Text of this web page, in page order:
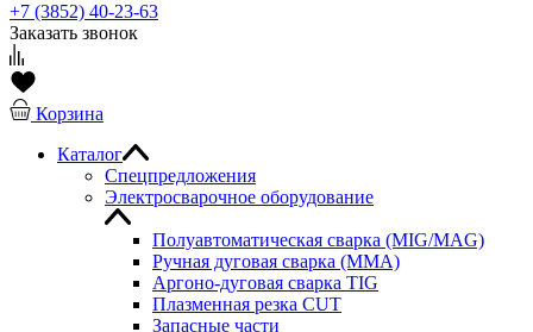
+7 (3852) 40-23-63
Заказать звонок
Корзина
Каталог
Спецпредложения
Электросварочное оборудование
Полуавтоматическая сварка (MIG/MAG)
Ручная дуговая сварка (MMA)
Аргоно-дуговая сварка TIG
Плазменная резка CUT
Запасные части